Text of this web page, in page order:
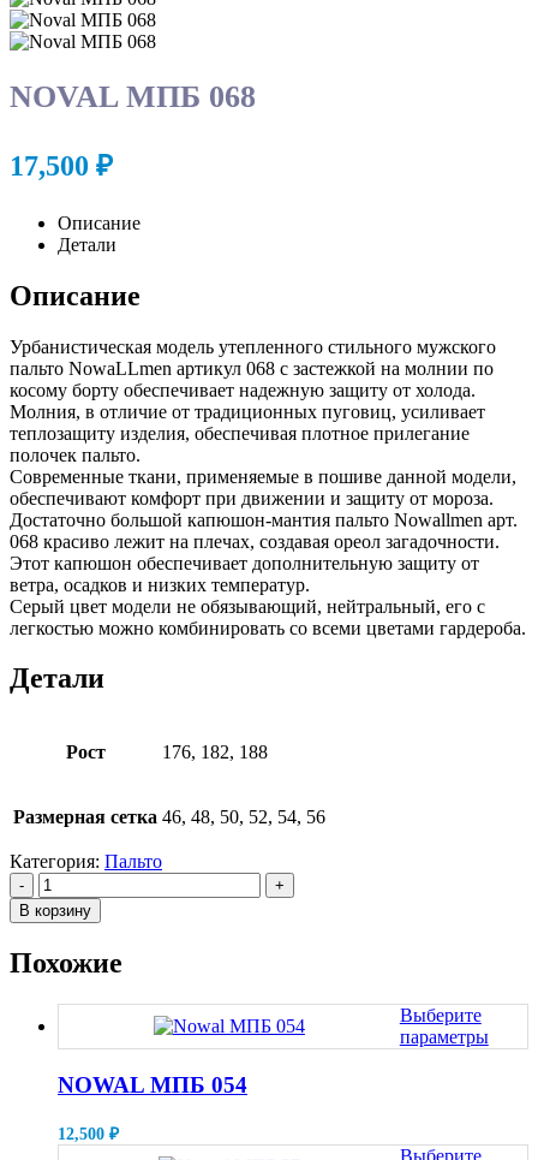
NOVAL МПБ 068
17,500 ₽
Описание
Детали
Описание
Урбанистическая модель утепленного стильного мужского
пальто NowaLLmen артикул 068 с застежкой на молнии по
косому борту обеспечивает надежную защиту от холода.
Молния, в отличие от традиционных пуговиц, усиливает
теплозащиту изделия, обеспечивая плотное прилегание
полочек пальто.
Современные ткани, применяемые в пошиве данной модели,
обеспечивают комфорт при движении и защиту от мороза.
Достаточно большой капюшон-мантия пальто Nowallmen арт.
068 красиво лежит на плечах, создавая ореол загадочности.
Этот капюшон обеспечивает дополнительную защиту от
ветра, осадков и низких температур.
Серый цвет модели не обязывающий, нейтральный, его с
легкостью можно комбинировать со всеми цветами гардероба.
Детали
Рост 176, 182, 188
Размерная сетка 46, 48, 50, 52, 54, 56
Категория: Пальто
-
+
В корзину
Похожие
Выберите
параметры
вариаций.
NOWAL МПБ 054
12,500 ₽
Выберите